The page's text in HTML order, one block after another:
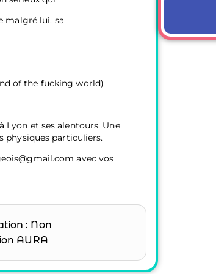
malgré lui. sa
of the fucking world)
Lyon et ses alentours. Une
physiques particuliers.
avec vos
: Non
AURA